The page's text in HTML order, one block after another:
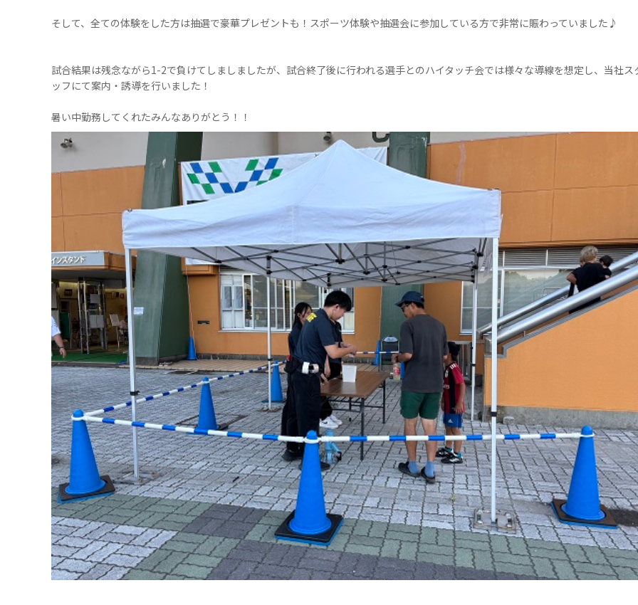
そして、全ての体験をした方は抽選で豪華プレゼントも！スポーツ体験や抽選会に参加している方で非常に賑わっていました♪
試合結果は残念ながら1-2で負けてしましましたが、試合終了後に行われる選手とのハイタッチ会では様々な導線を想定し、当社ス
ッフにて案内・誘導を行いました！
暑い中勤務してくれたみんなありがとう！！